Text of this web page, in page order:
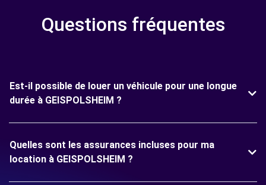
Questions fréquentes
Est-il possible de louer un véhicule pour une longue
durée à GEISPOLSHEIM ?
Quelles sont les assurances incluses pour ma
location à GEISPOLSHEIM ?